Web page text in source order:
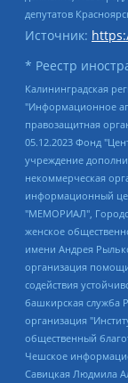
депутатов
Источник:
* Реестр
Калининградская региональная общественная организация "Экозащита!-Женсовет", Фонд содействия защите прав и свобод граждан "Общественный вердикт", Фонд "Институт Развития Свободы Информации", Частное учреждение "Информационное агентство МЕМО. РУ", Региональная общественная организация "Общественная комиссия по сохранению наследия академика Сахарова", Фонд поддержки свободы прессы, Санкт-Петербургская общественная правозащитная организация "Гражданский контроль", Межрегиональная общественная организация "Информационно-просветительский центр "Мемориал", Региональный Фонд "Центр Защиты Прав Средств Массовой Информации", с 05.12.2023 Фонд "Центр Защиты Прав Средств массовой информации", Региональная общественная благотворительная организация помощи беженцам и мигрантам "Гражданское содействие", Негосударственное образовательное учреждение дополнительного